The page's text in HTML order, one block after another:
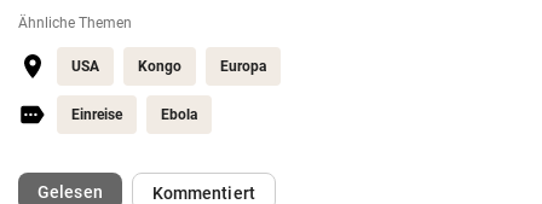
Ähnliche Themen
USA Kongo Europa
Einreise Ebola
Gelesen(ausgewählt)Kommentiert